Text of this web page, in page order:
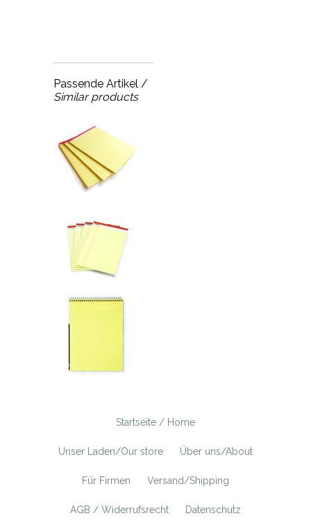
Passende Artikel /
Similar products
Startseite / Home
Unser Laden/Our store Über uns/About
Für Firmen Versand/Shipping
AGB / Widerrufsrecht Datenschutz